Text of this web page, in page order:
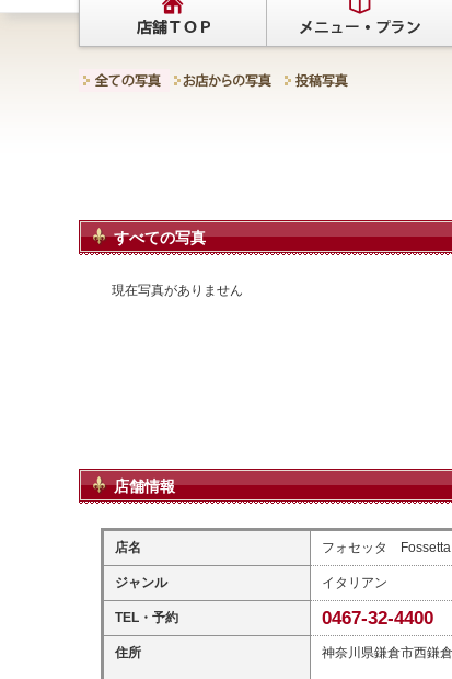
すべての写真
現在写真がありません
店舗情報
店名 フォセッタ Fossetta
ジャンル イタリアン
TEL・予約 0467-32-4400
住所 神奈川県鎌倉市西鎌